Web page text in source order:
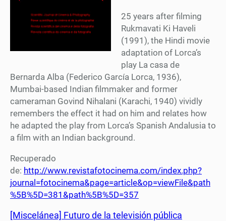
25 years after filming
Rukmavati Ki Haveli
(1991), the Hindi movie
adaptation of Lorca’s
play La casa de
Bernarda Alba (Federico García Lorca, 1936),
Mumbai-based Indian filmmaker and former
cameraman Govind Nihalani (Karachi, 1940) vividly
remembers the effect it had on him and relates how
he adapted the play from Lorca’s Spanish Andalusia to
a film with an Indian background.
Recuperado
de: http://www.revistafotocinema.com/index.php?
journal=fotocinema&page=article&op=viewFile&path
%5B%5D=381&path%5B%5D=357
[Miscelánea] Futuro de la televisión pública